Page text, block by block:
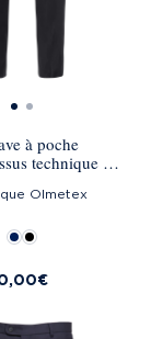
à poche
technique -
Olmetex
€